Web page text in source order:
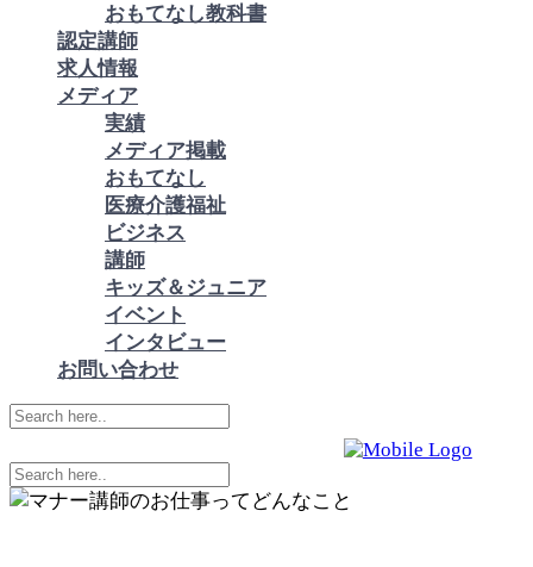
おもてなし教科書
認定講師
求人情報
メディア
実績
メディア掲載
おもてなし
医療介護福祉
ビジネス
講師
キッズ＆ジュニア
イベント
インタビュー
お問い合わせ